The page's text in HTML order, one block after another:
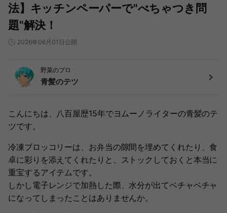
法】キッチンペーパーで"べちゃつき問
題"解決！
2026年06月01日公開
野菜のプロ
青髪のテツ
こんにちは、八百屋歴15年でヨムーノライターの青髪のテ
ツです。
冷凍ブロッコリーは、お弁当の隙間を埋めてくれたり、食
卓に彩りを添えてくれたりと、ストックしておくと本当に
重宝するアイテムです。
しかし電子レンジで加熱した際、水分が出てベチャベチャ
になってしまったことはありませんか。